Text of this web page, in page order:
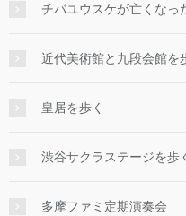
チバユウスケが亡くなっ
近代美術館と九段会館を
皇居を歩く
渋谷サクラステージを歩
多摩ファミ定期演奏会